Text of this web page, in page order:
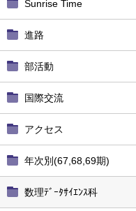
Sunrise Time
進路
部活動
国際交流
アクセス
年次別(67,68,69期)
数理ﾃﾞｰﾀｻｲｴﾝｽ科